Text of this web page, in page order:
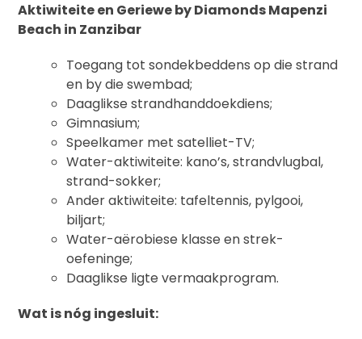
Aktiwiteite en Geriewe by Diamonds Mapenzi
Beach in Zanzibar
Toegang tot sondekbeddens op die strand
en by die swembad;
Daaglikse strandhanddoekdiens;
Gimnasium;
Speelkamer met satelliet-TV;
Water-aktiwiteite: kano’s, strandvlugbal,
strand-sokker;
Ander aktiwiteite: tafeltennis, pylgooi,
biljart;
Water-aërobiese klasse en strek-
oefeninge;
Daaglikse ligte vermaakprogram.
Wat is nóg ingesluit: